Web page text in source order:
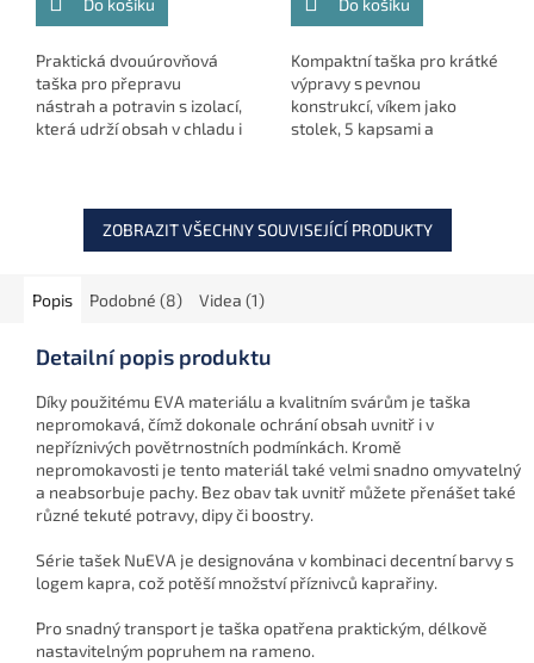
Do košíku
Praktická dvouúrovňová
taška pro přepravu
nástrah a potravin s izolací,
která udrží obsah v chladu i
Do košíku
Kompaktní taška pro krátké
výpravy s pevnou
konstrukcí, víkem jako
stolek, 5 kapsami a
přehledná.
ZOBRAZIT VŠECHNY SOUVISEJÍCÍ PRODUKTY
Popis Podobné (8) Videa (1)
Detailní popis produktu
Díky použitému EVA materiálu a kvalitním svárům je taška
nepromokavá, čímž dokonale ochrání obsah uvnitř i v
nepříznivých povětrnostních podmínkách. Kromě
nepromokavosti je tento materiál také velmi snadno omyvatelný
a neabsorbuje pachy. Bez obav tak uvnitř můžete přenášet také
různé tekuté potravy, dipy či boostry.
Série tašek NuEVA je designována v kombinaci decentní barvy s
logem kapra, což potěší množství příznivců kaprařiny.
Pro snadný transport je taška opatřena praktickým, délkově
nastavitelným popruhem na rameno.